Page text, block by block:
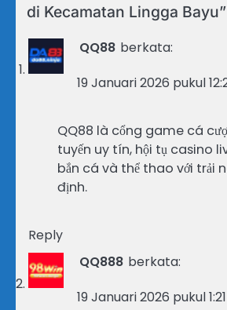
di Kecamatan Lingga Bayu”
QQ88 berkata:
19 Januari 2026 pukul
QQ88 là cổng game cá
tuyến uy tín, hội tụ casino
bắn cá và thể thao với trải
định.
Reply
QQ888 berkata:
19 Januari 2026 pukul